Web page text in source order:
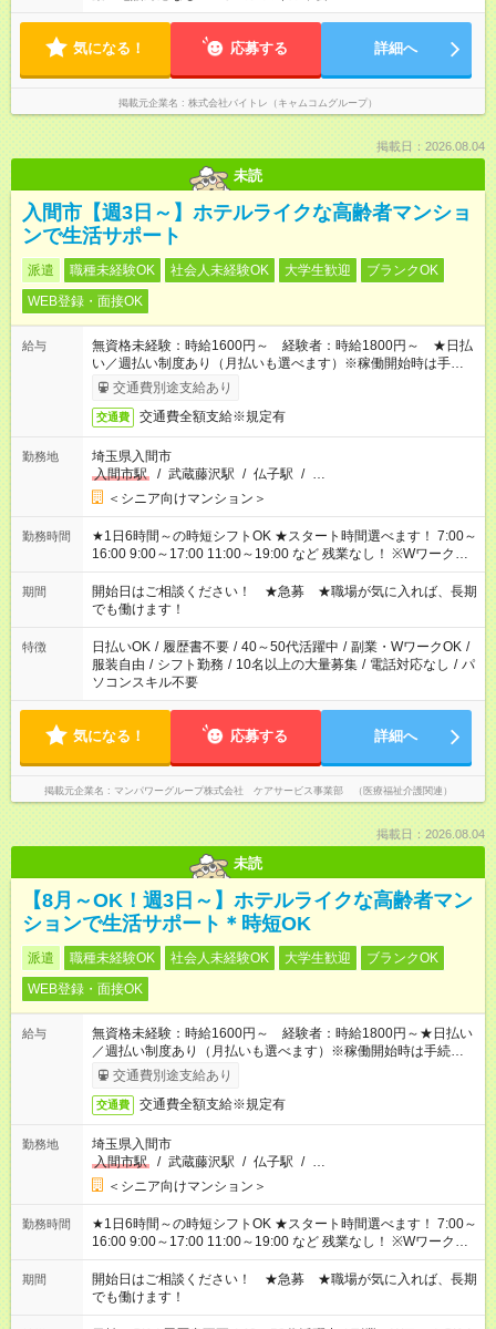
気になる！ 応募する 詳細へ
掲載元企業名 株式会社バイトレ（キャムコムグループ）
掲載日：2026.08.04
未読
入間市【週3日～】ホテルライクな高齢者マンショ
ンで生活サポート
派遣 職種未経験OK 社会人未経験OK 大学生歓迎
ブランクOK
WEB登録・面接OK
給与
無資格未経験：時給1600円～ 経験者：時給1800円～ ★日払
い／週払い制度あり（月払いも選べます）※稼働開始時は手続き
完了次第のお支払いとなります。
交通費別途支給あり
交通費 交通費全額支給※規定有
勤務地
埼玉県入間市
入間市駅
/ 武蔵藤沢駅 / 仏子駅 / …
＜シニア向けマンション＞
勤務時間
★1日6時間～の時短シフトOK ★スタート時間選べます！ 7:00～
16:00 9:00～17:00 11:00～19:00 など 残業なし！ ※Wワークの
場合、他のお仕事と合わせ週40時間超の就業はご案内できませ
ん ※法令に基づき、週20時間以上勤務は社会保険への加入対象
となります ※労働者派遣法（日雇い派遣の原則禁止）により、
短時間・短期間の就業はご案内が難しい場合があります
期間
開始日はご相談ください！ ★急募 ★職場が気に入れば、長期
でも働けます！
特徴 日払いOK / 履歴書不要 / 40～50代活躍中 / 副業・WワークOK /
服装自由 / シフト勤務 / 10名以上の大量募集 / 電話対応なし / パ
ソコンスキル不要
気になる！ 応募する 詳細へ
掲載元企業名 マンパワーグループ株式会社 ケアサービス事業部 （医療福祉介護関連）
掲載日：2026.08.04
未読
【8月～OK！週3日～】ホテルライクな高齢者マン
ションで生活サポート＊時短OK
派遣 職種未経験OK 社会人未経験OK 大学生歓迎
ブランクOK
WEB登録・面接OK
給与
無資格未経験：時給1600円～ 経験者：時給1800円～★日払い
／週払い制度あり（月払いも選べます）※稼働開始時は手続き完
了次第のお支払いとなります。
交通費別途支給あり
交通費 交通費全額支給※規定有
勤務地
埼玉県入間市
入間市駅
/ 武蔵藤沢駅 / 仏子駅 / …
＜シニア向けマンション＞
勤務時間
★1日6時間～の時短シフトOK ★スタート時間選べます！ 7:00～
16:00 9:00～17:00 11:00～19:00 など 残業なし！ ※Wワークの
場合、他のお仕事と合わせ週40時間超の就業はご案内できませ
ん ※法令に基づき、週20時間以上勤務は社会保険への加入対象
となります ※労働者派遣法（日雇い派遣の原則禁止）により、
短時間・短期間の就業はご案内が難しい場合があります
期間
開始日はご相談ください！ ★急募 ★職場が気に入れば、長期
でも働けます！